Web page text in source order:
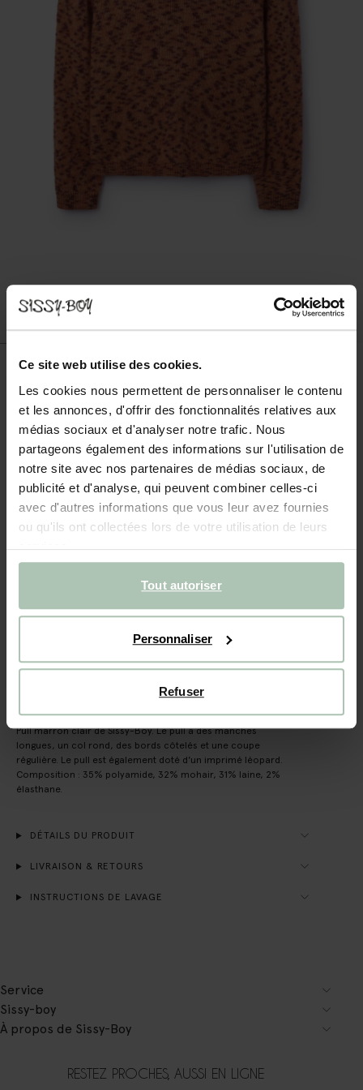
Ce site web utilise des cookies.
Les cookies nous permettent de personnaliser le contenu
et les annonces, d'offrir des fonctionnalités relatives aux
médias sociaux et d'analyser notre trafic. Nous
partageons également des informations sur l'utilisation de
notre site avec nos partenaires de médias sociaux, de
publicité et d'analyse, qui peuvent combiner celles-ci
avec d'autres informations que vous leur avez fournies
ou qu'ils ont collectées lors de votre utilisation de leurs
services.
Tout autoriser
Personnaliser
Refuser
Pull avec imprimé léopard - marron clair
130.0052.00
XS S M L XL XXL
AJOUTER AU PANIER
Pull marron clair de Sissy-Boy. Le pull a des manches
longues, un col rond, des bords côtelés et une coupe
régulière. Le pull est également doté d'un imprimé léopard.
Composition : 35% polyamide, 32% mohair, 31% laine, 2%
élasthane.
DÉTAILS DU PRODUIT
LIVRAISON & RETOURS
INSTRUCTIONS DE LAVAGE
Service
Sissy-boy
À propos de Sissy-Boy
RESTEZ PROCHES, AUSSI EN LIGNE